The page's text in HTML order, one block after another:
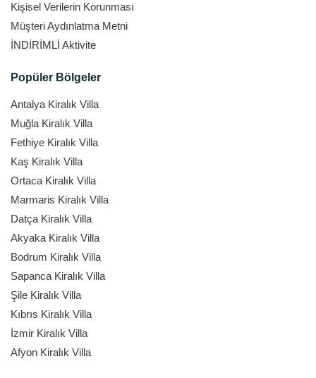
Kişisel Verilerin Korunması
Müşteri Aydınlatma Metni
İNDİRİMLİ Aktivite
Popüler Bölgeler
Antalya Kiralık Villa
Muğla Kiralık Villa
Fethiye Kiralık Villa
Kaş Kiralık Villa
Ortaca Kiralık Villa
Marmaris Kiralık Villa
Datça Kiralık Villa
Akyaka Kiralık Villa
Bodrum Kiralık Villa
Sapanca Kiralık Villa
Şile Kiralık Villa
Kıbrıs Kiralık Villa
İzmir Kiralık Villa
Afyon Kiralık Villa